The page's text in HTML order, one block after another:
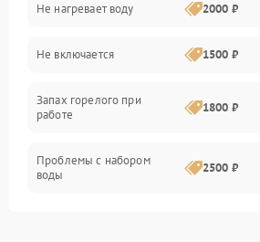
Программное обеспечение
Не нагревает воду 2000 ₽
Не включается 1500 ₽
Запах горелого при
работе
1800 ₽
Проблемы с набором
воды
2500 ₽